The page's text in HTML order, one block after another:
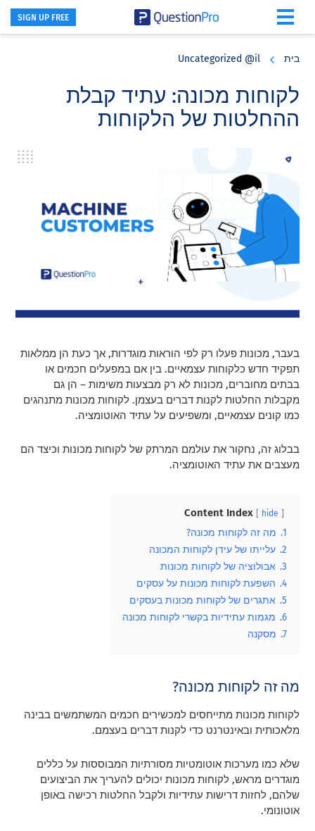
content
sidebar
SIGN UP FREE
בית Uncategorized @il
לקוחות מכונה: עתיד קבלת
ההחלטות של הלקוחות
בעבר, מכונות פעלו רק לפי הוראות מוגדרות, אך כעת הן ממלאות
תפקיד חדש כלקוחות עצמאיים. בין אם במפעלים חכמים או
בבתים מחוברים, מכונות לא רק מבצעות משימות – הן גם
מקבלות החלטות לקנות דברים בעצמן. לקוחות מכונות מתנהגים
כמו קונים עצמאיים, ומשפיעים על עתיד האוטומציה.
בבלוג זה, נחקור את עולמם המרתק של לקוחות מכונות וכיצד הם
מעצבים את עתיד האוטומציה.
Content Index hide
1. מה זה לקוחות מכונה?
2. עלייתו של עידן לקוחות המכונה
3. אבולוציה של לקוחות מכונות
4. השפעת לקוחות מכונות על עסקים
5. אתגרים של לקוחות מכונות בעסקים
6. מגמות עתידיות בקשרי לקוחות מכונה
7. מסקנה
מה זה לקוחות מכונה?
לקוחות מכונות מתייחסים למכשירים חכמים המשתמשים בבינה
מלאכותית ובאינטרנט כדי לקנות דברים בעצמם.
שלא כמו מערכות אוטומטיות מסורתיות המבוססות על כללים
מוגדרים מראש, לקוחות מכונות יכולים להעריך את הביצועים
שלהם, לחזות דרישות עתידיות ולקבל החלטות רכישה באופן
אוטונומי.